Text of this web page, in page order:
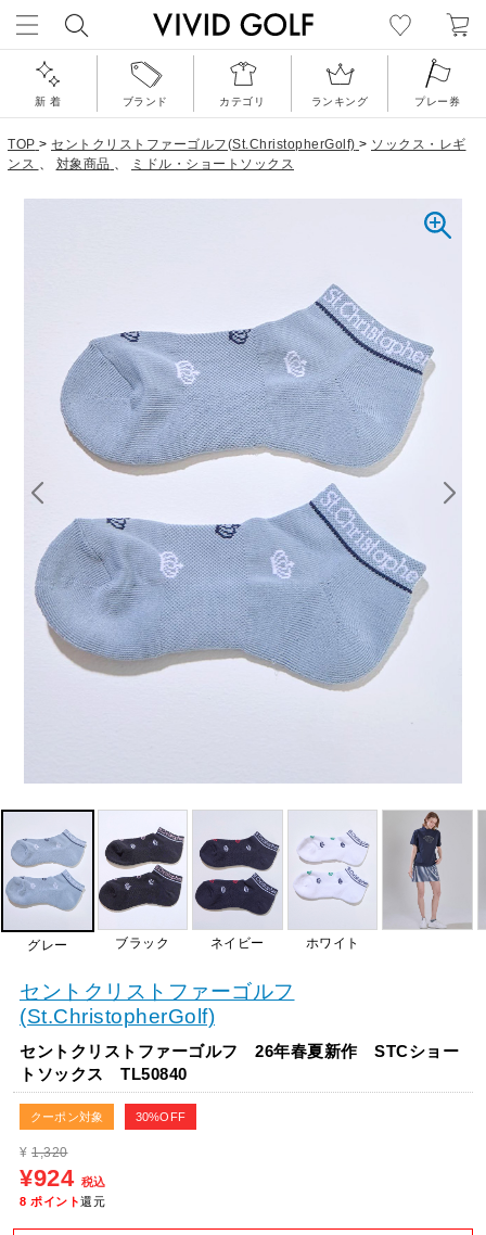
新 着 ブランド カテゴリ ランキング プレー券
TOP > セントクリストファーゴルフ(St.ChristopherGolf) > ソックス・レギ
ンス 、 対象商品 、 ミドル・ショートソックス
グレー ブラック ネイビー ホワイト
セントクリストファーゴルフ
(St.ChristopherGolf)
セントクリストファーゴルフ 26年春夏新作 STCショー
トソックス TL50840
クーポン対象 30%OFF
¥ 1,320
¥924 税込
8 ポイント還元